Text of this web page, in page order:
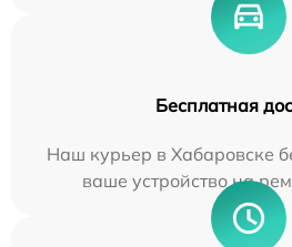
Бесплатная
Наш курьер в Хабаровске
ваше устройство на